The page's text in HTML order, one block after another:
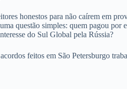
honestos para não caírem em
questão simples: quem pagou
do Sul Global pela Rússia?
feitos em São Petersburgo